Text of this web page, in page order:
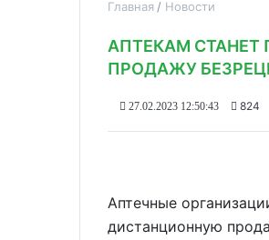
Главная Новости
АПТЕКАМ
ПРОДАЖУ
27.02.2023 12:50:43 824
Аптечные
дистанционную